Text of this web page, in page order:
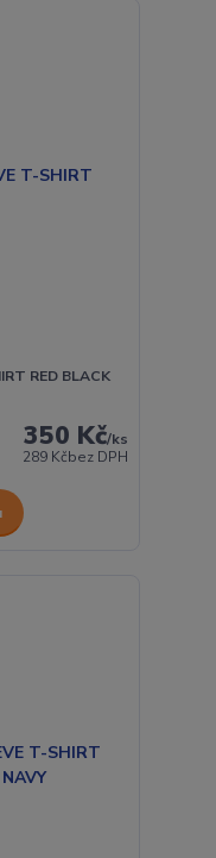
RED BLACK
350 Kč/ks
289 Kčbez DPH